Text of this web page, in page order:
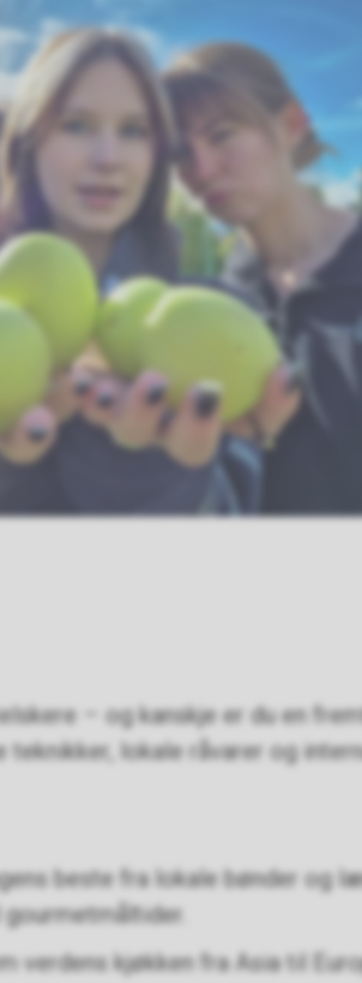
– og kanskje er du en
lokale råvarer og
beste fra lokale bønder og
verdens kjøkken fra Asia til